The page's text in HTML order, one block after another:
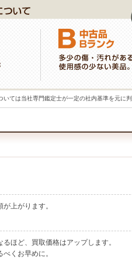
ては当社専門鑑定士が一定の社内基準を元に判
上がります。
ほど、買取価格はアップします。
くお早めに。